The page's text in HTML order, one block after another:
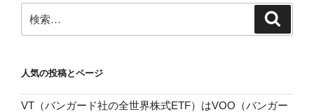
索:
人気の投稿とページ
VT（バンガード社の全世界株式ETF）はVOO（バンガー